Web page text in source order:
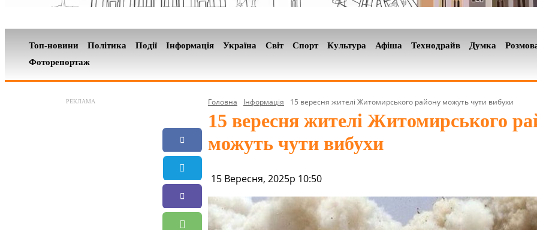
Топ-новини Політика Події Інформація Україна Світ Спорт Культура Афіша Технодрайв Думка
Фоторепортаж
РЕКЛАМА Головна Інформація 15 вересня жителі Житомирського району можуть чути вибухи
15 вересня жителі Житомирського
можуть чути вибухи
15 Вересня, 2025р 10:50